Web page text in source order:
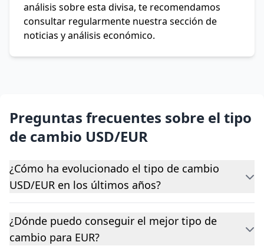
análisis sobre esta divisa, te recomendamos
consultar regularmente nuestra sección de
noticias y análisis económico.
Preguntas frecuentes sobre el tipo
de cambio USD/EUR
¿Cómo ha evolucionado el tipo de cambio
USD/EUR en los últimos años?
¿Dónde puedo conseguir el mejor tipo de
cambio para EUR?